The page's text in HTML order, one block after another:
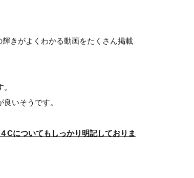
きがよくわかる動画をたくさん掲載
いそうです。
４Cについてもしっかり明記しておりま